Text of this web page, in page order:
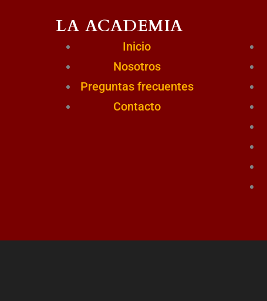
LA ACADEMIA
Inicio
Nosotros
Preguntas frecuentes
Contacto